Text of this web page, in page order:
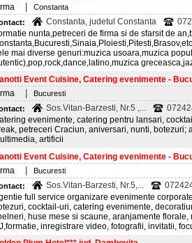
Constanta
Constanta, judetul Constanta
nunta,petreceri de firma si de sfarsit de
mai diverse genuri:muzica usoara,muzica
Event Cuisine, Catering evenimente -
Bucuresti
Sos.Vitan-Barzesti, Nr.5 ,...
evenimente, catering pentru lansari,
petreceri Craciun, aniversari, nunti, botezuri;
artificii
Event Cuisine, Catering evenimente -
Bucuresti
Sos.Vitan-Barzesti, Nr.5,...
full service organizare evenimente
cocktail-uri, catering evenimente,
huse mese si scaune, aranjamente
inregistrare video, fotografii, invitatii,